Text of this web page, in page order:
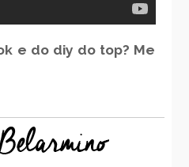
e do diy do top? Me